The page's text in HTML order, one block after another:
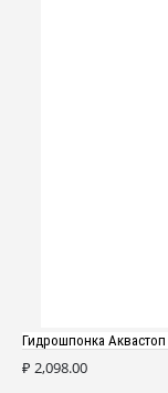
Гидрошпонка
₽ 2,098.00